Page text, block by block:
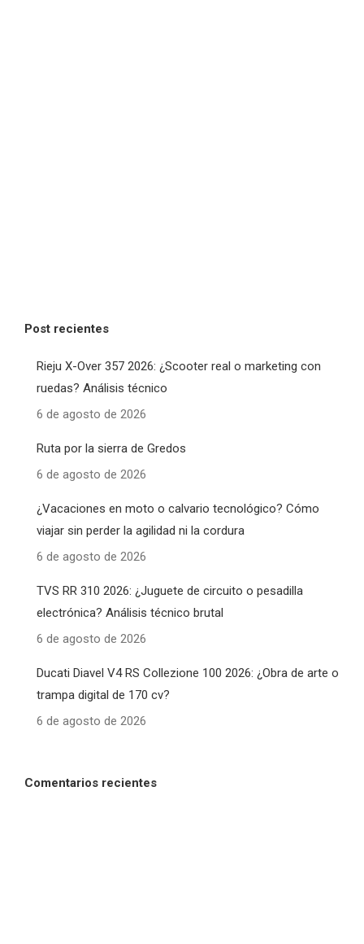
Post recientes
Rieju X-Over 357 2026: ¿Scooter real o marketing con
ruedas? Análisis técnico
6 de agosto de 2026
Ruta por la sierra de Gredos
6 de agosto de 2026
¿Vacaciones en moto o calvario tecnológico? Cómo
viajar sin perder la agilidad ni la cordura
6 de agosto de 2026
TVS RR 310 2026: ¿Juguete de circuito o pesadilla
electrónica? Análisis técnico brutal
6 de agosto de 2026
Ducati Diavel V4 RS Collezione 100 2026: ¿Obra de arte o
trampa digital de 170 cv?
6 de agosto de 2026
Comentarios recientes